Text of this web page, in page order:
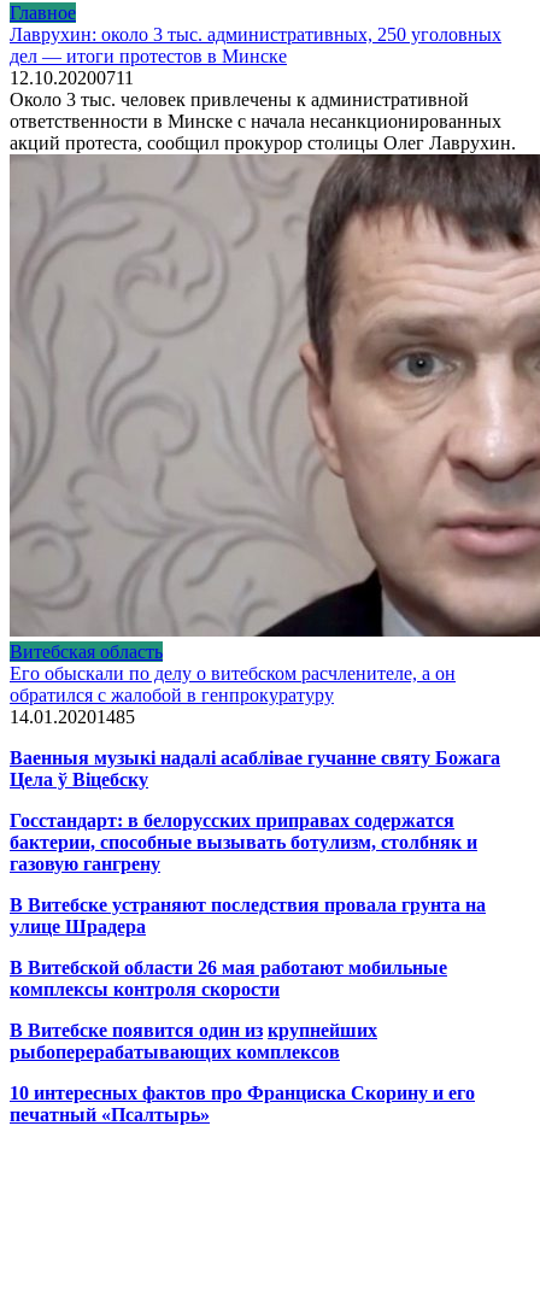
Главное
Лаврухин: около 3 тыс. административных, 250 уголовных
дел — итоги протестов в Минске
12.10.20200711
Около 3 тыс. человек привлечены к административной
ответственности в Минске с начала несанкционированных
акций протеста, сообщил прокурор столицы Олег Лаврухин.
Витебская область
Его обыскали по делу о витебском расчленителе, а он
обратился с жалобой в генпрокуратуру
14.01.20201485
Ваенныя музыкі надалі асаблівае гучанне святу Божага
Цела ў Віцебску
Госстандарт: в белорусских приправах содержатся
бактерии, способные вызывать ботулизм, столбняк и
газовую гангрену
В Витебске устраняют последствия провала грунта на
улице Шрадера
В Витебской области 26 мая работают мобильные
комплексы контроля скорости
В Витебске появится один из крупнейших
рыбоперерабатывающих комплексов
10 интересных фактов про Франциска Скорину и его
печатный «Псалтырь»